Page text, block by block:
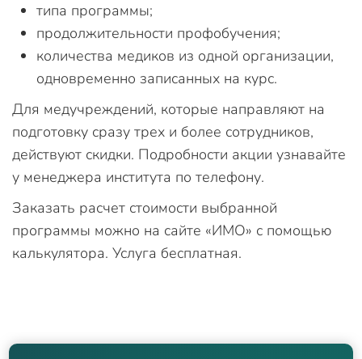
типа программы;
продолжительности профобучения;
количества медиков из одной организации,
одновременно записанных на курс.
Для медучреждений, которые направляют на
подготовку сразу трех и более сотрудников,
действуют скидки. Подробности акции узнавайте
у менеджера института по телефону.
Заказать расчет стоимости выбранной
программы можно на сайте «ИМО» с помощью
калькулятора. Услуга бесплатная.